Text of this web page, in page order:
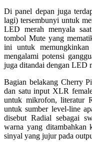
Di panel depan juga
lagi) tersembunyi untuk
LED merah menyala
tombol Mute yang
ini untuk
mengalami potensi
juga ditandai dengan LED
Bagian belakang Cherry
dan satu input XLR
untuk mikrofon, literatur
untuk sumber level-line
disebut Radial sebagai
warna yang ditambahkan
sinyal yang jujur pada